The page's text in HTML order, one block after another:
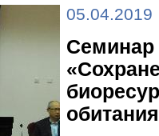
05.04.2019
Семинар